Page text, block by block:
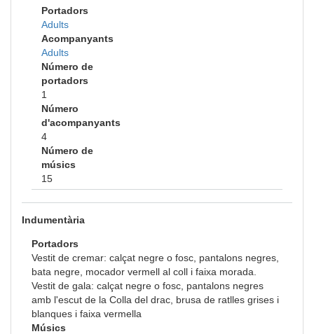
Portadors
Adults
Acompanyants
Adults
Número de
portadors
1
Número
d'acompanyants
4
Número de
músics
15
Indumentària
Portadors
Vestit de cremar: calçat negre o fosc, pantalons negres,
bata negre, mocador vermell al coll i faixa morada.
Vestit de gala: calçat negre o fosc, pantalons negres
amb l'escut de la Colla del drac, brusa de ratlles grises i
blanques i faixa vermella
Músics